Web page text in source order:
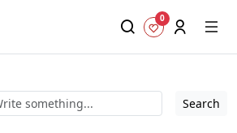
0
Search